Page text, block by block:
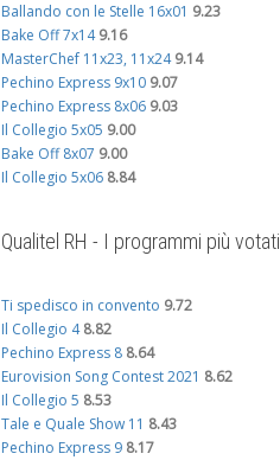
Ballando con le Stelle 16x01 9.23
Bake Off 7x14 9.16
MasterChef 11x23, 11x24 9.14
Pechino Express 9x10 9.07
Pechino Express 8x06 9.03
Il Collegio 5x05 9.00
Bake Off 8x07 9.00
Il Collegio 5x06 8.84
Qualitel RH - I programmi più votati
Ti spedisco in convento 9.72
Il Collegio 4 8.82
Pechino Express 8 8.64
Eurovision Song Contest 2021 8.62
Il Collegio 5 8.53
Tale e Quale Show 11 8.43
Pechino Express 9 8.17